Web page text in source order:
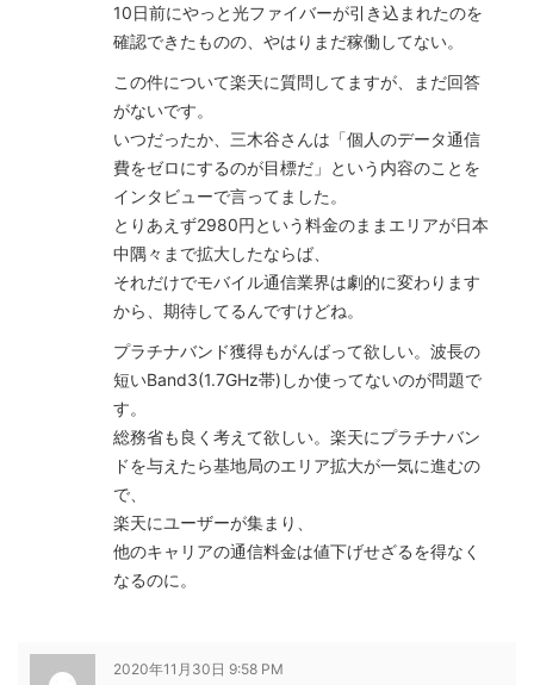
10日前にやっと光ファイバーが引き込まれたのを
確認できたものの、やはりまだ稼働してない。
この件について楽天に質問してますが、まだ回答
がないです。
いつだったか、三木谷さんは「個人のデータ通信
費をゼロにするのが目標だ」という内容のことを
インタビューで言ってました。
とりあえず2980円という料金のままエリアが日本
中隅々まで拡大したならば、
それだけでモバイル通信業界は劇的に変わります
から、期待してるんですけどね。
プラチナバンド獲得もがんばって欲しい。波長の
短いBand3(1.7GHz帯)しか使ってないのが問題で
す。
総務省も良く考えて欲しい。楽天にプラチナバン
ドを与えたら基地局のエリア拡大が一気に進むの
で、
楽天にユーザーが集まり、
他のキャリアの通信料金は値下げせざるを得なく
なるのに。
2020年11月30日 9:58 PM